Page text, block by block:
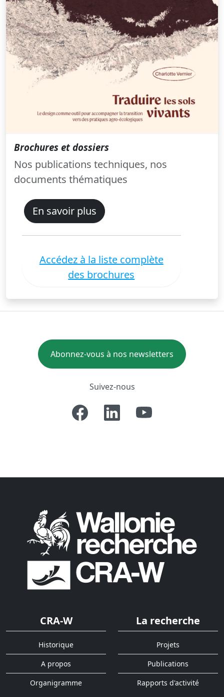
Brochures et dossiers
Nos publications techniques, nos
documents thématiques
En savoir plus
Accédez à la liste complète
des brochures
Abonnez-vous à nos newsletters
Suivez-nous
CRA-W
Historique
A propos
Organigramme
La recherche
Projets
Publications
Rapports d'activité